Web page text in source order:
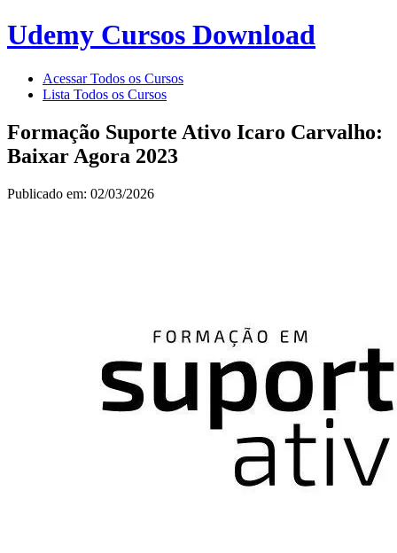
Udemy Cursos Download
Acessar Todos os Cursos
Lista Todos os Cursos
Formação Suporte Ativo Icaro Carvalho:
Baixar Agora 2023
Publicado em: 02/03/2026